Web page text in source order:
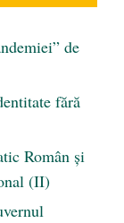
de
fără
Român şi
(II)